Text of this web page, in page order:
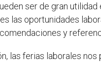
ser de gran utilidad
las oportunidades
y
las ferias laborales nos